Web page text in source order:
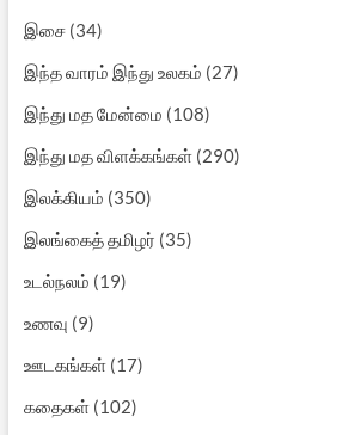
இசை(34)
இந்த வாரம் இந்து உலகம் (27)
இந்து மத மேன்மை (108)
இந்து மத விளக்கங்கள்(290)
இலக்கியம் (350)
இலங்கைத் தமிழர் (35)
உடல்நலம் (19)
உணவு (9)
ஊடகங்கள்(17)
கதைகள்(102)